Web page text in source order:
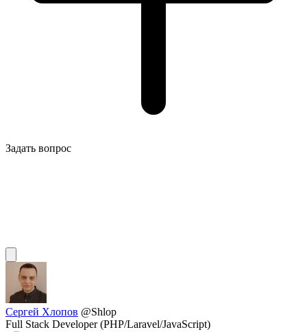
Задать вопрос
Сергей Хлопов @Shlop
Full Stack Developer (PHP/Laravel/JavaScript)